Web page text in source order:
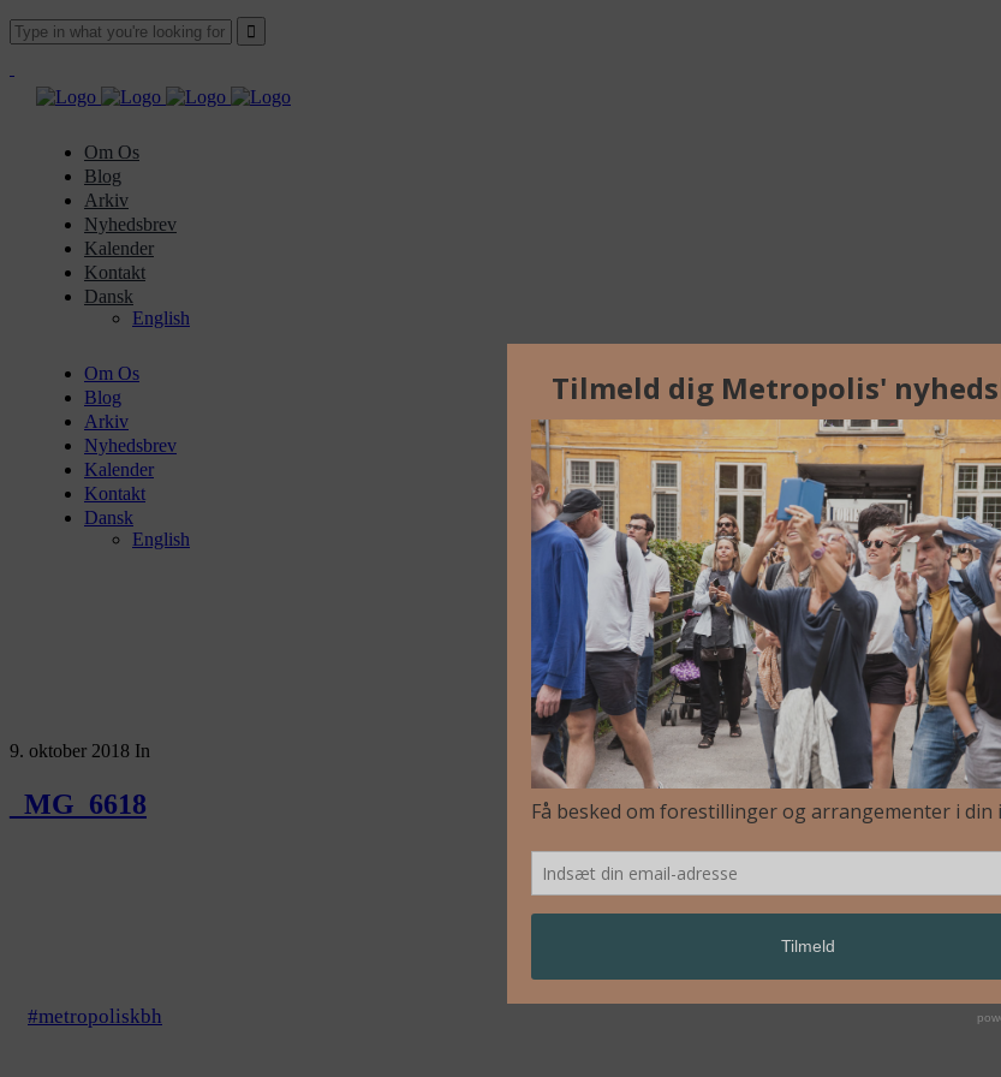
Om Os
Blog
Arkiv
Nyhedsbrev
Kalender
Kontakt
Dansk
English
Om Os
Blog
Arkiv
Nyhedsbrev
Kalender
Kontakt
Dansk
English
9. oktober 2018 In
_MG_6618
#metropoliskbh